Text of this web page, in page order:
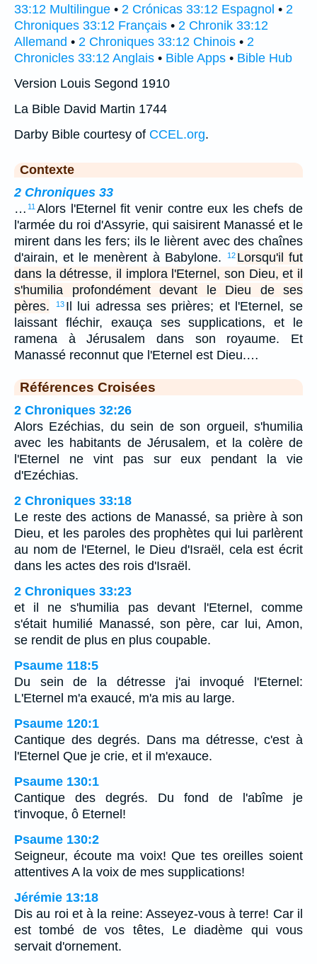
33:12 Multilingue • 2 Crónicas 33:12 Espagnol • 2
Chroniques 33:12 Français • 2 Chronik 33:12
Allemand • 2 Chroniques 33:12 Chinois • 2
Chronicles 33:12 Anglais • Bible Apps • Bible Hub
Version Louis Segond 1910
La Bible David Martin 1744
Darby Bible courtesy of CCEL.org.
Contexte
2 Chroniques 33
… 11Alors l'Eternel fit venir contre eux les chefs de
l'armée du roi d'Assyrie, qui saisirent Manassé et le
mirent dans les fers; ils le lièrent avec des chaînes
d'airain, et le menèrent à Babylone.
12 Lorsqu'il fut
dans la détresse, il implora l'Eternel, son Dieu, et il
s'humilia profondément devant le Dieu de ses
pères.
13 Il lui adressa ses prières; et l'Eternel, se
laissant fléchir, exauça ses supplications, et le
ramena à Jérusalem dans son royaume. Et
Manassé reconnut que l'Eternel est Dieu.…
Références Croisées
2 Chroniques 32:26
Alors Ezéchias, du sein de son orgueil, s'humilia
avec les habitants de Jérusalem, et la colère de
l'Eternel ne vint pas sur eux pendant la vie
d'Ezéchias.
2 Chroniques 33:18
Le reste des actions de Manassé, sa prière à son
Dieu, et les paroles des prophètes qui lui parlèrent
au nom de l'Eternel, le Dieu d'Israël, cela est écrit
dans les actes des rois d'Israël.
2 Chroniques 33:23
et il ne s'humilia pas devant l'Eternel, comme
s'était humilié Manassé, son père, car lui, Amon,
se rendit de plus en plus coupable.
Psaume 118:5
Du sein de la détresse j'ai invoqué l'Eternel:
L'Eternel m'a exaucé, m'a mis au large.
Psaume 120:1
Cantique des degrés. Dans ma détresse, c'est à
l'Eternel Que je crie, et il m'exauce.
Psaume 130:1
Cantique des degrés. Du fond de l'abîme je
t'invoque, ô Eternel!
Psaume 130:2
Seigneur, écoute ma voix! Que tes oreilles soient
attentives A la voix de mes supplications!
Jérémie 13:18
Dis au roi et à la reine: Asseyez-vous à terre! Car il
est tombé de vos têtes, Le diadème qui vous
servait d'ornement.